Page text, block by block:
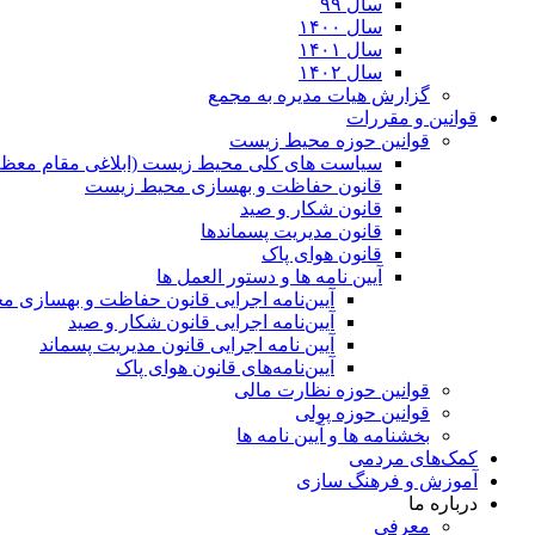
سال ۹۹
سال ۱۴۰۰
سال ۱۴۰۱
سال ۱۴۰۲
گزارش هیات مدیره به مجمع
قوانین و مقررات
قوانین حوزه محیط زیست
ﺳﯿﺎﺳﺖ ﻫﺎی ﮐﻠﯽ ﻣﺤﯿﻂ زﯾﺴﺖ (ابلاغی مقام
قانون حفاظت و بهسازی محیط زیست
قانون شکار و صید
قانون مدیریت پسماندها
قانون هوای پاک
آیین نامه ها و دستور العمل ها
آیین‌نامه اجرایی قانون حفاظت و
آیین‌نامه اجرایی قانون شکار و صید
آیین نامه اجرایی قانون مدیریت پسماند
آیین‌نامه‌های قانون هوای پاک
قوانین حوزه نظارت مالی
قوانین حوزه پولی
بخشنامه ها و آیین نامه ها
کمک‌های مردمی
آموزش و فرهنگ سازی
درباره ما
معرفی